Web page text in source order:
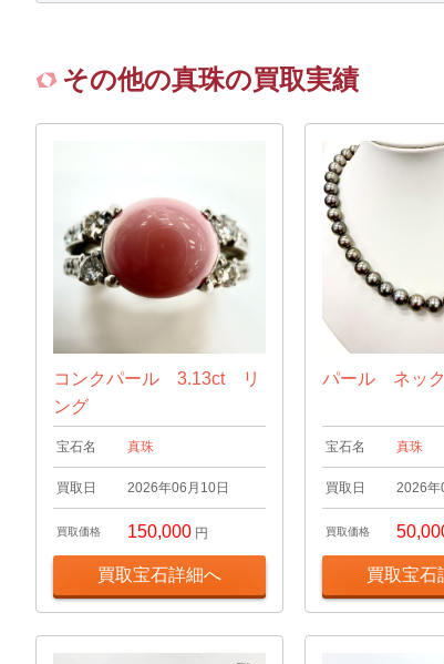
その他の真珠の買取実績
コンクパール 3.13ct リ
ング
宝石名 真珠
買取日 2026年06月10日
買取価格 150,000 円
買取宝石詳細へ
パール ネッ
宝石名 真珠
買取日 2026年
買取価格
買取宝石